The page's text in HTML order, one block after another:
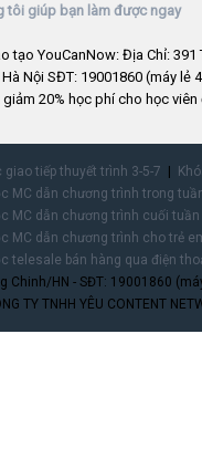
tôi giúp bạn làm được ngay
tạo YouCanNow: Địa Chỉ: 391
Hà Nội SĐT: 19001860 (máy
20% học phí cho học
giao tiếp thuyết trình 3-5-7
MC dẫn chương trình trong
MC dẫn chương trình cuối tuần
MC dẫn chương trình cho trẻ
telesale bán hàng qua điện
Chinh/HN - SĐT: 19001860
TY TNHH YÊU CONTENT